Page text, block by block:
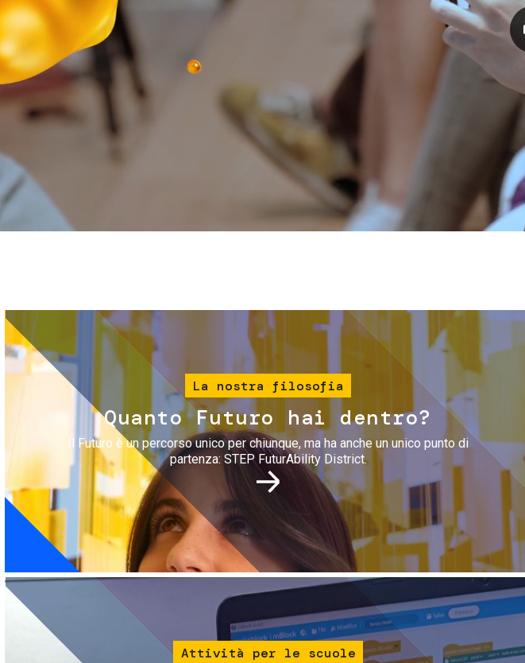
Immagine
La nostra filosofia
Quanto Futuro hai dentro?
Il Futuro è un percorso unico per chiunque, ma ha anche un unico punto di
partenza: STEP FuturAbility District.
Immagine
Attività per le scuole